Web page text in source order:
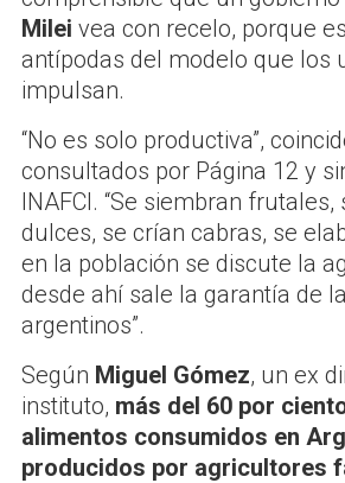
Milei vea con recelo, porque
antípodas del modelo que los
impulsan.
“No es solo productiva”,
consultados por Página 12 y
INAFCI. “Se siembran frutales,
dulces, se crían cabras, se
en la población se discute la
desde ahí sale la garantía de
argentinos”.
Según Miguel Gómez, un ex
instituto, más del 60 por
alimentos consumidos en
producidos por agricultores